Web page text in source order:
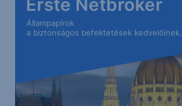
Állampapírok
a biztonságos befektetések kedvelőinek.